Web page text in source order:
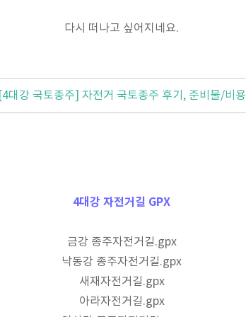
다시 떠나고 싶어지네요.
[4대강 국토종주] 자전거 국토종주 후기, 준비물/비용
4대강 자전거길 GPX
금강 종주자전거길.gpx
낙동강 종주자전거길.gpx
새재자전거길.gpx
아라자전거길.gpx